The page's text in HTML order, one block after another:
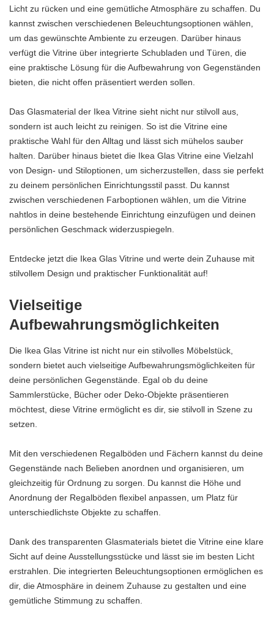
Licht zu rücken und eine gemütliche Atmosphäre zu schaffen. Du
kannst zwischen verschiedenen Beleuchtungsoptionen wählen,
um das gewünschte Ambiente zu erzeugen. Darüber hinaus
verfügt die Vitrine über integrierte Schubladen und Türen, die
eine praktische Lösung für die Aufbewahrung von Gegenständen
bieten, die nicht offen präsentiert werden sollen.
Das Glasmaterial der Ikea Vitrine sieht nicht nur stilvoll aus,
sondern ist auch leicht zu reinigen. So ist die Vitrine eine
praktische Wahl für den Alltag und lässt sich mühelos sauber
halten. Darüber hinaus bietet die Ikea Glas Vitrine eine Vielzahl
von Design- und Stiloptionen, um sicherzustellen, dass sie perfekt
zu deinem persönlichen Einrichtungsstil passt. Du kannst
zwischen verschiedenen Farboptionen wählen, um die Vitrine
nahtlos in deine bestehende Einrichtung einzufügen und deinen
persönlichen Geschmack widerzuspiegeln.
Entdecke jetzt die Ikea Glas Vitrine und werte dein Zuhause mit
stilvollem Design und praktischer Funktionalität auf!
Vielseitige
Aufbewahrungsmöglichkeiten
Die Ikea Glas Vitrine ist nicht nur ein stilvolles Möbelstück,
sondern bietet auch vielseitige Aufbewahrungsmöglichkeiten für
deine persönlichen Gegenstände. Egal ob du deine
Sammlerstücke, Bücher oder Deko-Objekte präsentieren
möchtest, diese Vitrine ermöglicht es dir, sie stilvoll in Szene zu
setzen.
Mit den verschiedenen Regalböden und Fächern kannst du deine
Gegenstände nach Belieben anordnen und organisieren, um
gleichzeitig für Ordnung zu sorgen. Du kannst die Höhe und
Anordnung der Regalböden flexibel anpassen, um Platz für
unterschiedlichste Objekte zu schaffen.
Dank des transparenten Glasmaterials bietet die Vitrine eine klare
Sicht auf deine Ausstellungsstücke und lässt sie im besten Licht
erstrahlen. Die integrierten Beleuchtungsoptionen ermöglichen es
dir, die Atmosphäre in deinem Zuhause zu gestalten und eine
gemütliche Stimmung zu schaffen.